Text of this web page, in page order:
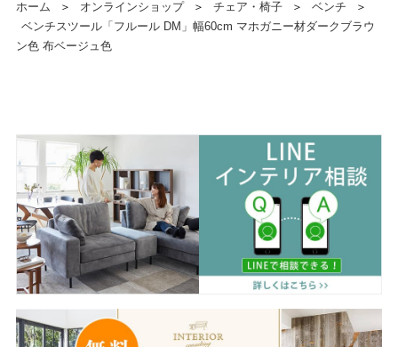
ホーム ＞ オンラインショップ ＞ チェア・椅子 ＞ ベンチ
＞
ベンチスツール「フルール DM」幅60cm マホガニー材ダークブラウ
ン色 布ベージュ色